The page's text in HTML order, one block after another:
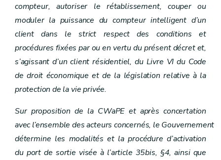
compteur, autoriser le rétablissement, couper ou
moduler la puissance du compteur intelligent d’un
client dans le strict respect des conditions et
procédures fixées par ou en vertu du présent décret et,
s’agissant d’un client résidentiel, du Livre VI du Code
de droit économique et de la législation relative à la
protection de la vie privée.
Sur proposition de la CWaPE et après concertation
avec l’ensemble des acteurs concernés, le Gouvernement
détermine les modalités et la procédure d’activation
du port de sortie visée à l’article 35bis, §4, ainsi que